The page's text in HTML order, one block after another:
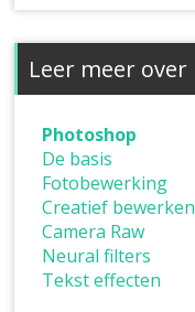
Leer meer over
Photoshop
De basis
Fotobewerking
Creatief bewerken
Camera Raw
Neural filters
Tekst effecten